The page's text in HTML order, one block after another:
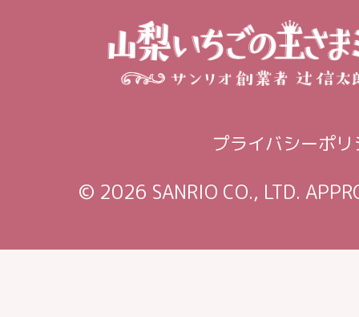
プライバシーポリ
© 2026 SANRIO CO., LTD.